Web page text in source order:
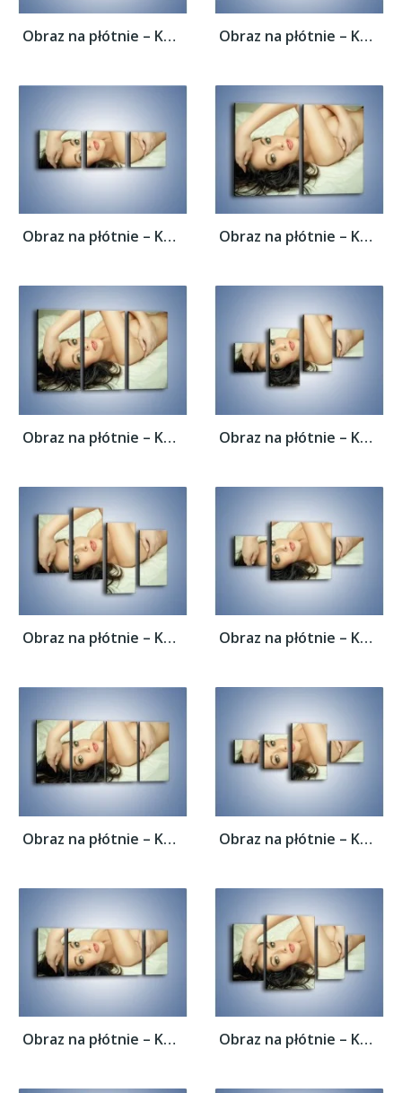
Obraz na płótnie – Kobieta w łóżku –... Obraz na płótnie – Kobieta w łóżku –...
Obraz na płótnie – Kobieta w łóżku –... Obraz na płótnie – Kobieta w łóżku –...
Obraz na płótnie – Kobieta w łóżku –... Obraz na płótnie – Kobieta w łóżku –...
Obraz na płótnie – Kobieta w łóżku –... Obraz na płótnie – Kobieta w łóżku –...
Obraz na płótnie – Kobieta w łóżku –... Obraz na płótnie – Kobieta w łóżku –...
Obraz na płótnie – Kobieta w łóżku –... Obraz na płótnie – Kobieta w łóżku –...